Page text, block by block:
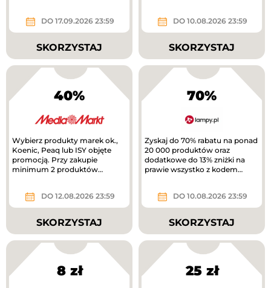
DO 17.09.2026 23:59
SKORZYSTAJ
DO 10.08.2026 23:59
SKORZYSTAJ
40%
Wybierz produkty marek ok.,
Koenic, Peaq lub ISY objęte
promocją. Przy zakupie
minimum 2 produktów
DO 12.08.2026 23:59
SKORZYSTAJ
70%
Zyskaj do 70% rabatu na ponad
20 000 produktów oraz
dodatkowe do 13% zniżki na
prawie wszystko z kodem
DO 10.08.2026 23:59
SKORZYSTAJ
8 zł 25 zł